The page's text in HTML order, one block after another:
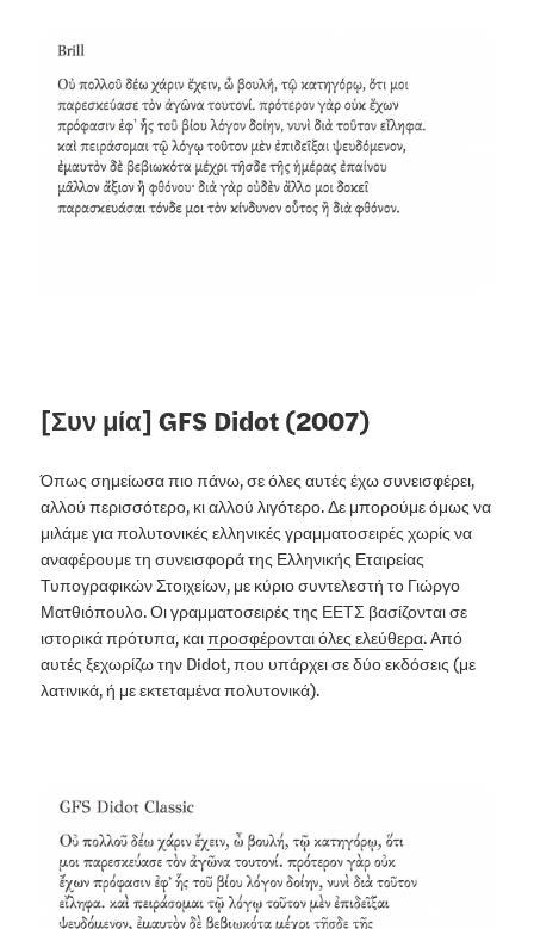
[Συν μία] GFS Didot (2007)
Όπως σημείωσα πιο πάνω, σε όλες αυτές έχω συνεισφέρει,
αλλού περισσότερο, κι αλλού λιγότερο. Δε μπορούμε όμως να
μιλάμε για πολυτονικές ελληνικές γραμματοσειρές χωρίς να
αναφέρουμε τη συνεισφορά της Ελληνικής Εταιρείας
Τυπογραφικών Στοιχείων, με κύριο συντελεστή το Γιώργο
Ματθιόπουλο. Οι γραμματοσειρές της ΕΕΤΣ βασίζονται σε
ιστορικά πρότυπα, καιπροσφέρονται όλες ελεύθερα. Από
αυτές ξεχωρίζω την Didot, που υπάρχει σε δύο εκδόσεις (με
λατινικά, ή με εκτεταμένα πολυτονικά).